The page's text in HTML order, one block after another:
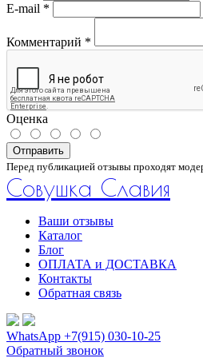
E-mail *
Комментарий *
Оценка
Отправить
Перед публикацией отзывы проходят
Совушка Славия
Ваши отзывы
Каталог
Блог
ОПЛАТА и ДОСТАВКА
Контакты
Обратная связь
WhatsApp +7(915) 030-10-25
Обратный звонок